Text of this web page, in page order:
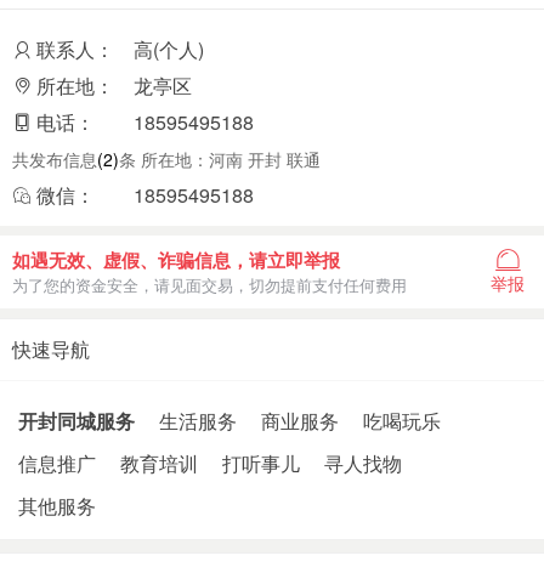
联系人：
高(个人)
所在地：
龙亭区
电话：
18595495188
共发布信息(2)条 所在地：河南 开封 联通
微信： 18595495188
如遇无效、虚假、诈骗信息，请立即举报
为了您的资金安全，请见面交易，切勿提前支付任何费用 举报
快速导航
开封同城服务 生活服务 商业服务
吃喝玩乐
信息推广
教育培训 打听事儿
寻人找物
其他服务